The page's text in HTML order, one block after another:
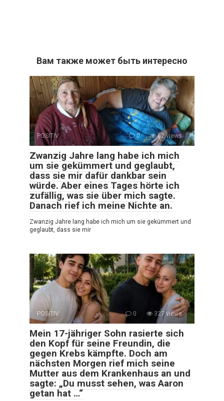
Вам также может быть интересно
POSITIV 0 62 views
Zwanzig Jahre lang habe ich mich
um sie gekümmert und geglaubt,
dass sie mir dafür dankbar sein
würde. Aber eines Tages hörte ich
zufällig, was sie über mich sagte.
Danach rief ich meine Nichte an.
Zwanzig Jahre lang habe ich mich um sie gekümmert und
geglaubt, dass sie mir
POSITIV 0 327 views
Mein 17-jähriger Sohn rasierte sich
den Kopf für seine Freundin, die
gegen Krebs kämpfte. Doch am
nächsten Morgen rief mich seine
Mutter aus dem Krankenhaus an und
sagte: „Du musst sehen, was Aaron
getan hat …“